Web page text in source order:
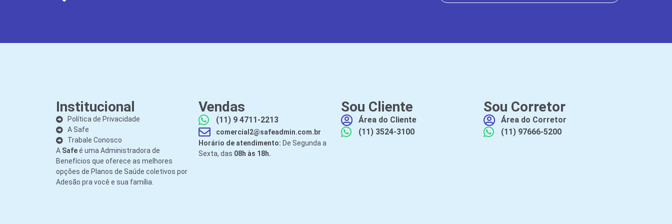
Institucional
Política de Privacidade
A Safe
Trabale Conosco
A Safeé uma Administradora de
Benefícios que oferece as melhores
opções de Planos de Saúde coletivos por
Adesão pra você e sua família.
Vendas
(11) 9 4711-2213
comercial2@safeadmin.com.br
Horário de atendimento: De Segunda a
Sexta, das 08h às 18h.
Sou Cliente
Área do Cliente
(11) 3524-3100
Sou Corretor
Área do Corretor
(11) 97666-5200